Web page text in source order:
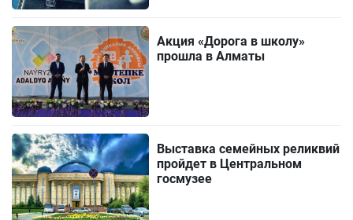
Акция «Дорога в школу»
прошла в Алматы
Выставка семейных реликвий
пройдет в Центральном
госмузее